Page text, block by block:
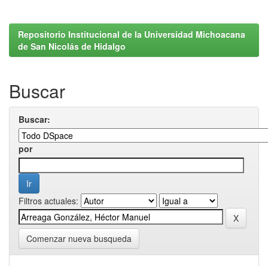
Repositorio Institucional de la Universidad Michoacana
de San Nicolás de Hidalgo
Buscar
Buscar:
por
Filtros actuales:
Comenzar nueva busqueda